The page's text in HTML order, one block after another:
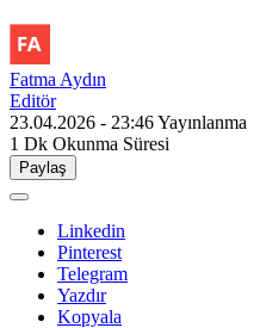
Fatma Aydın
Editör
23.04.2026 - 23:46Yayınlanma
1 Dk Okunma Süresi
Paylaş
Linkedin
Pinterest
Telegram
Yazdır
Kopyala